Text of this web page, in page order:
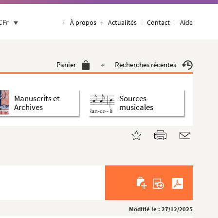
À propos Actualités Contact Aide
Panier Recherches récentes
Manuscrits et
Archives
Sources
musicales
Modifié le : 27/12/2025